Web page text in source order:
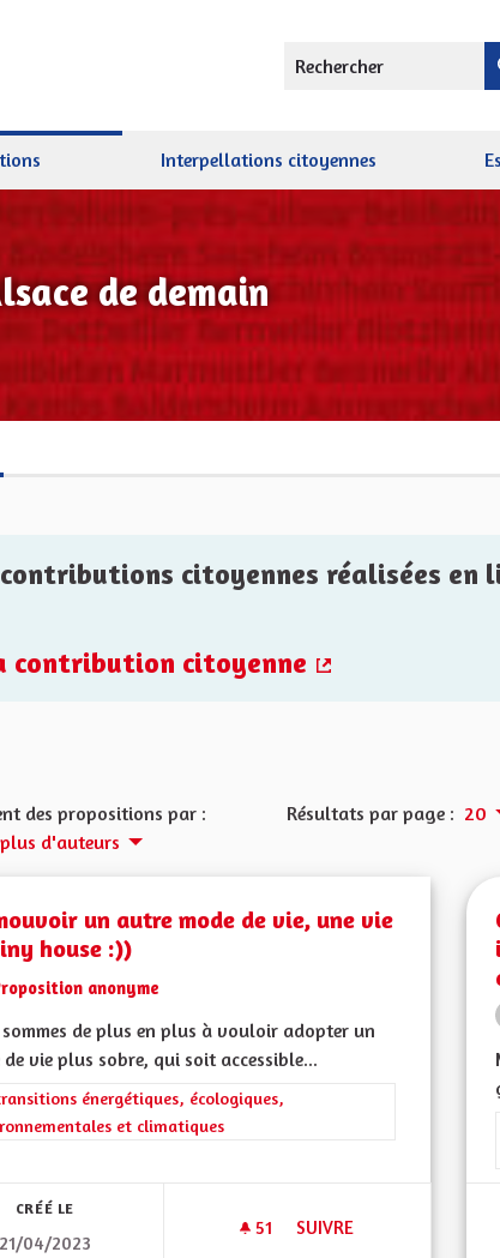
Rechercher
Interpellations citoyennes
de demain
citoyennes réalisées en
contribution citoyenne
des propositions par :
d'auteurs
Résultats par page : 20
un autre mode de vie, une vie
house :))
anonyme
sommes de plus en plus à vouloir adopter un
de vie plus sobre, qui soit accessible...
les résultats de la catégorie : Les transitions énergétiques,
énergétiques, écologiques,
et climatiques
CRÉÉ LE
21/04/2023
51 51 ABONNÉS
SUIVRE
PROMOUVOIR UN